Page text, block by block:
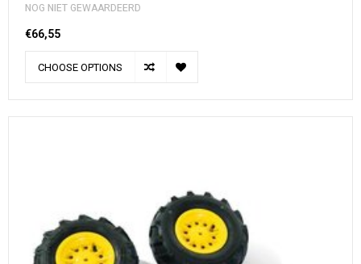
NOG NIET GEWAARDEERD
€66,55
CHOOSE OPTIONS